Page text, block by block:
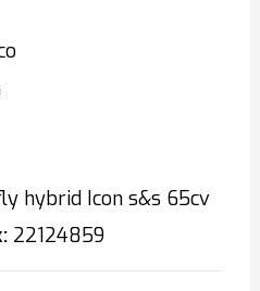
hybrid Icon s&s 65cv
22124859